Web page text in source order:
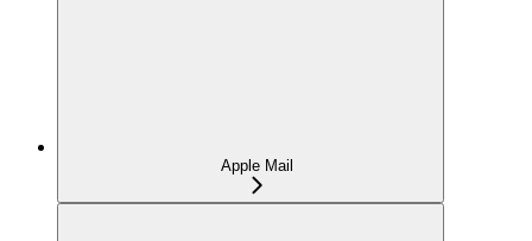
Apple Mail